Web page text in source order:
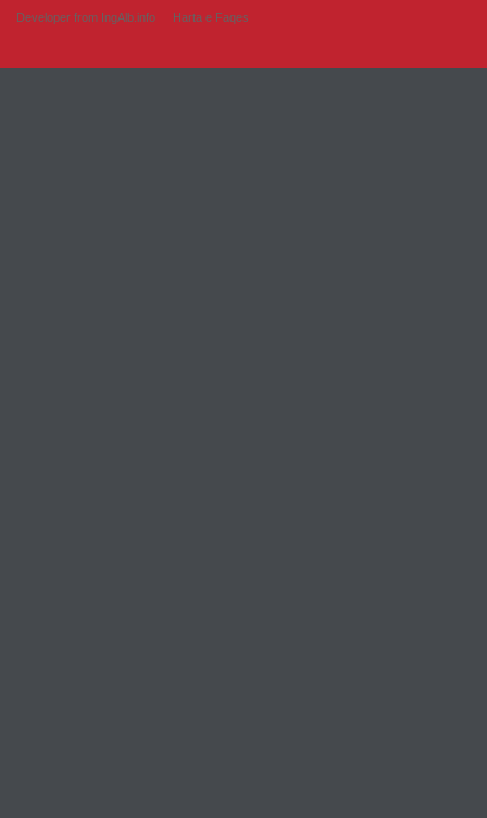
Developer from IngAlb.info Harta e Faqes